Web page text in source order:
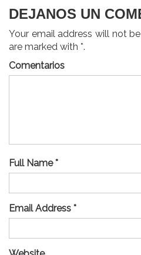
DEJANOS UN
Your email address will not
are marked with *.
Comentarios
Full Name *
Email Address *